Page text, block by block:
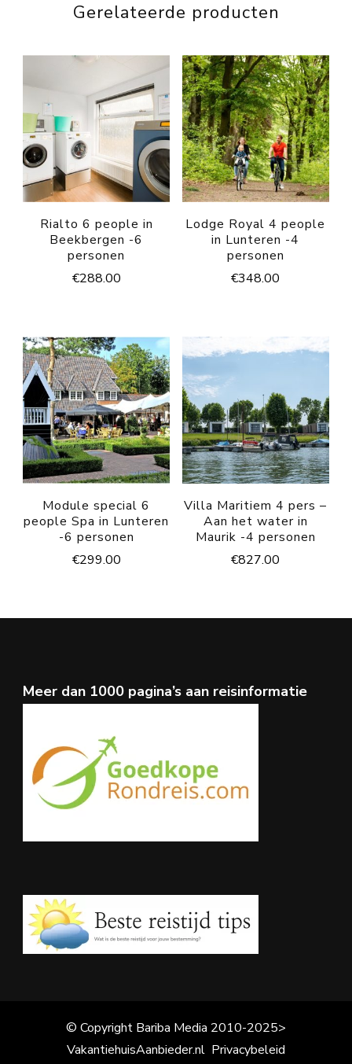
Gerelateerde producten
Rialto 6 people in
Beekbergen -6
personen
€288.00
Lodge Royal 4 people
in Lunteren -4
personen
€348.00
Module special 6
people Spa in Lunteren
-6 personen
€299.00
Villa Maritiem 4 pers –
Aan het water in
Maurik -4 personen
€827.00
Meer dan 1000 pagina’s aan reisinformatie
© Copyright Bariba Media 2010-2025>
VakantiehuisAanbieder.nl Privacybeleid